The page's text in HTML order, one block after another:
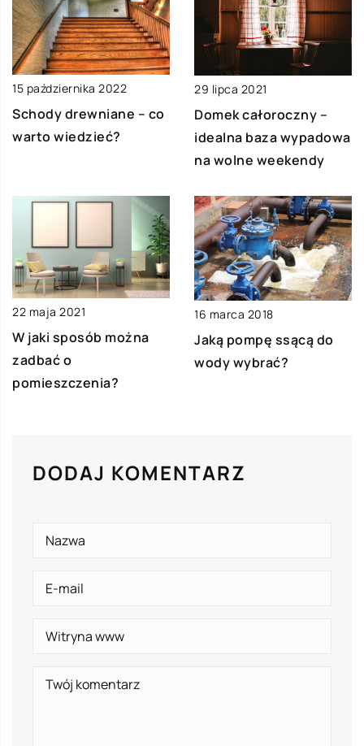
15 października 2022
Schody drewniane – co
warto wiedzieć?
29 lipca 2021
Domek całoroczny –
idealna baza wypadowa
na wolne weekendy
22 maja 2021
W jaki sposób można
zadbać o
pomieszczenia?
16 marca 2018
Jaką pompę ssącą do
wody wybrać?
DODAJ KOMENTARZ